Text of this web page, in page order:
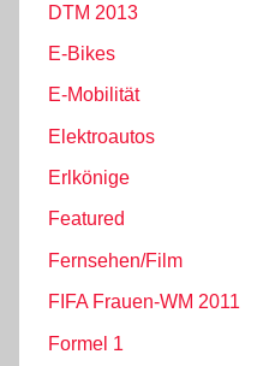
DTM 2013
E-Bikes
E-Mobilität
Elektroautos
Erlkönige
Featured
Fernsehen/Film
FIFA Frauen-WM 2011
Formel 1